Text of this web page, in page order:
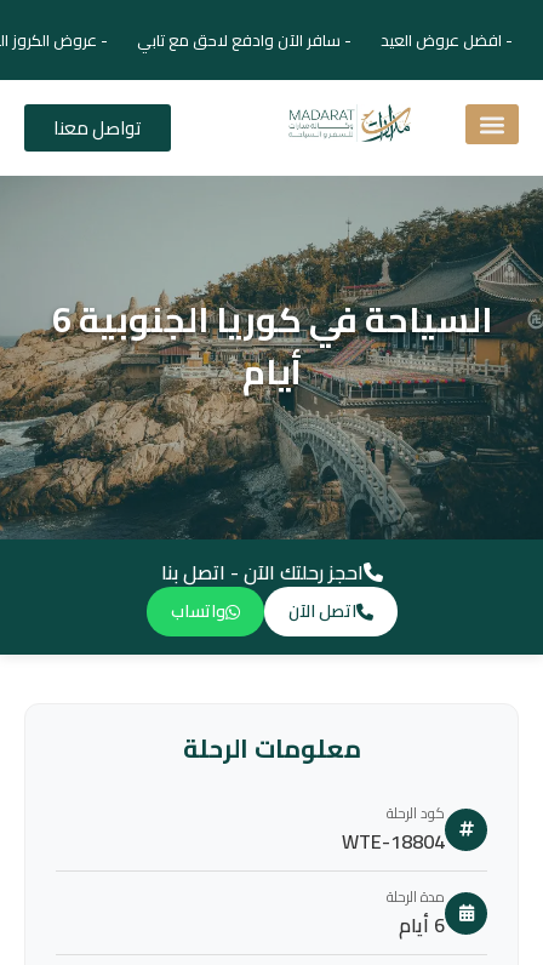
- افضل عروض العيد - سافر الآن وادفع لاحق مع تابي - عروض الكروز
تواصل معنا
السياحة في كوريا الجنوبية 6
أيام
احجز رحلتك الآن - اتصل بنا
اتصل الآن واتساب
معلومات الرحلة
كود الرحلة
WTE-18804
مدة الرحلة
6 أيام